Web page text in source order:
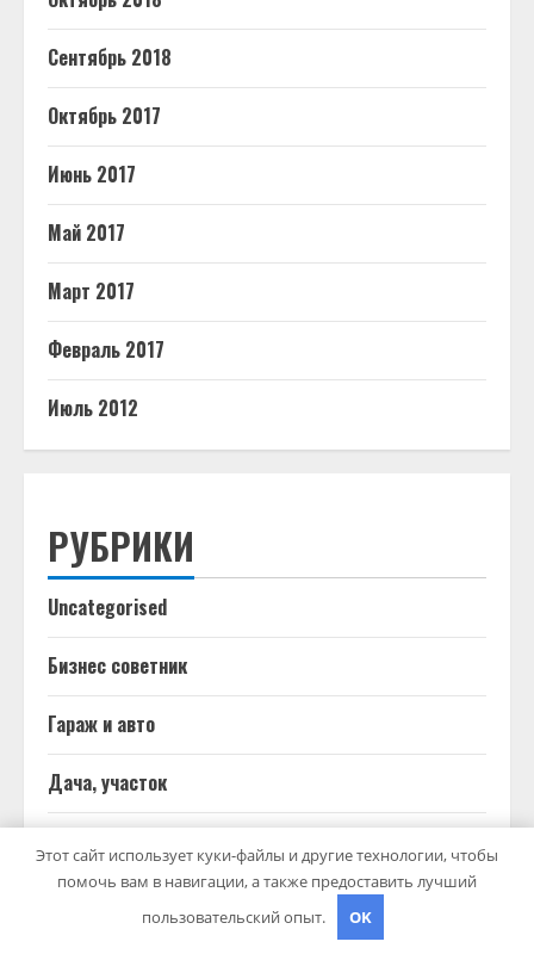
Сентябрь 2018
Октябрь 2017
Июнь 2017
Май 2017
Март 2017
Февраль 2017
Июль 2012
РУБРИКИ
Uncategorised
Бизнес советник
Гараж и авто
Дача, участок
Этот сайт использует куки-файлы и другие технологии, чтобы
помочь вам в навигации, а также предоставить лучший
пользовательский опыт.
OK